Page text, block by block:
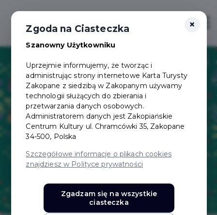
Login/Rejestracja ×
Zgoda na Ciasteczka
Szanowny Użytkowniku
Uprzejmie informujemy, że tworząc i
administrując strony internetowe Karta Turysty
Zakopane z siedzibą w Zakopanym używamy
technologii służących do zbierania i
przetwarzania danych osobowych.
Administratorem danych jest Zakopiańskie
Centrum Kultury ul. Chramcówki 35, Zakopane
34-500, Polska
Szczegółowe informacje o plikach cookies
znajdziesz w Polityce prywatności
Zgadzam się na wszystkie
ciasteczka